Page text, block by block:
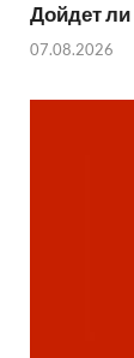
Дойдет
07.08.2026